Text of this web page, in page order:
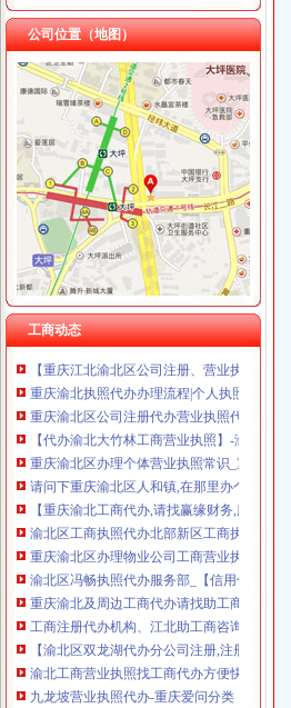
重庆尊博贸易有限公司 渝江 （工商注册）
重庆晒微科技有限公司 渝南3万 （工商注册）
重庆展优科技有限公司 渝中3万 （工商注册）
重庆谦如福商贸有限公司 渝南3万 （公司转
重庆恺昶贸易有限公司 渝九 （食品许可证）
重庆市冰岛科技发展有限公司 渝沙50万 （进
上海兆妩贸易有限公司重庆时代广场分公司
公司位置（地图）
工商动态
渝北区代办营业执照
重庆远猷代理记账有限公司
晨报万事通(组图)-搜狐滚动
【重庆代理记帐公司,重庆税务代理公司,重庆
重庆德亮工商咨询有限公司
找代理记帐公司记帐的好处！_重庆公司代
【重庆营业执照代办,江北区工商执照代理
【重庆渝北区公司注册、代理记账、营业执
【重庆渝北区专业代办工商执照】-渝北鸳鸯
重庆市渝北区营业执照办理流程|营业执照
渝北区代办公司注册多少钱_志趣网
渝北营业执照代办哪家快当然是渝盾,我们方
渝北营业执照办理多少钱_营业许可证代办-
重庆渝北成立一个公司,办理工商营业执照需
【重庆江北渝北区公司注册、营业执照代办
重庆渝北执照代办办理流程|个人执照代办-
重庆渝北区公司注册代办营业执照代办代理
【代办渝北大竹林工商营业执照】-渝北大竹
重庆渝北区办理个体营业执照常识_重庆慢
请问下重庆渝北区人和镇,在那里办个体营业
【重庆渝北工商代办,请找赢缘财务,服务致
渝北区工商执照代办北部新区工商执照代办
重庆渝北区办理物业公司工商营业执照_第1
渝北区冯畅执照代办服务部_【信用信息_诉
重庆渝北及周边工商代办请找助工商重庆公
工商注册代办机构、江北助工商咨询、渝北
【渝北区双龙湖代办分公司注册,注册公司营
渝北工商营业执照找工商代办方便快捷-直辖
九龙坡营业执照代办-重庆爱问分类
重庆渝北区办理公司营业执照地址变更,在